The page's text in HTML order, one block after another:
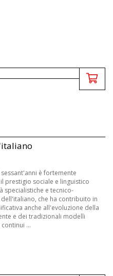
è fortemente
prestigio sociale e linguistico
specialistiche e tecnico-
che ha contribuito in
anche all'evoluzione della
e dei tradizionali modelli
...